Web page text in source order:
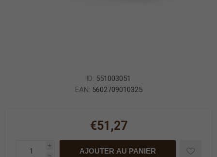
ID: 551003051
EAN: 5602709010325
€51,27
i
h
AJOUTER AU PANIER